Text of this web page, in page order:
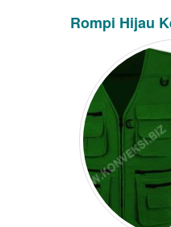
Rompi Hijau